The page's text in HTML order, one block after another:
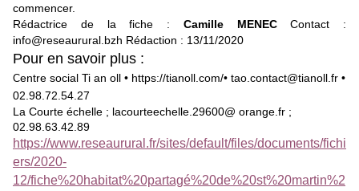
commencer.
Rédactrice de la fiche : Camille MENECContact :
info@reseaurural.bzh Rédaction : 13/11/2020
Pour en savoir plus :
Centre social Ti an oll • https://tianoll.com/• tao.contact@tianoll.fr •
02.98.72.54.27
La Courte échelle ; lacourteechelle.29600@ orange.fr ;
02.98.63.42.89
https://www.reseaurural.fr/sites/default/files/documents/fichi
ers/2020-
12/fiche%20habitat%20partagé%20de%20st%20martin%2